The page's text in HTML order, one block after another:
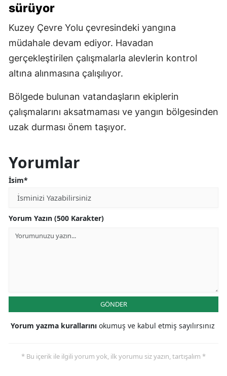
sürüyor
Kuzey Çevre Yolu çevresindeki yangına
müdahale devam ediyor. Havadan
gerçekleştirilen çalışmalarla alevlerin kontrol
altına alınmasına çalışılıyor.
Bölgede bulunan vatandaşların ekiplerin
çalışmalarını aksatmaması ve yangın bölgesinden
uzak durması önem taşıyor.
Yorumlar
İsim*
Yorum Yazın (500 Karakter)
GÖNDER
Yorum yazma kurallarını okumuş ve kabul etmiş sayılırsınız
* Bu içerik ile ilgili yorum yok, ilk yorumu siz yazın, tartışalım *